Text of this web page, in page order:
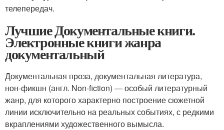
телепередач.
Лучшие Документальные книги.
Электронные книги жанра
документальный
Документальная проза, документальная литература,
нон-фикшн (англ. Non-fiction) — особый литературный
жанр, для которого характерно построение сюжетной
линии исключительно на реальных событиях, с редкими
вкраплениями художественного вымысла.